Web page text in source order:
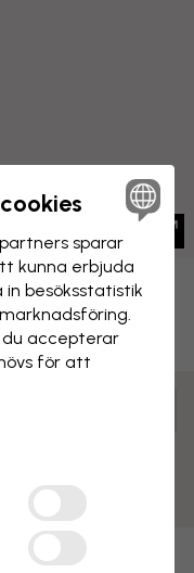
Spara
upp
sparar
kunna erbjuda
besöks­statistik
du accepterar
för att